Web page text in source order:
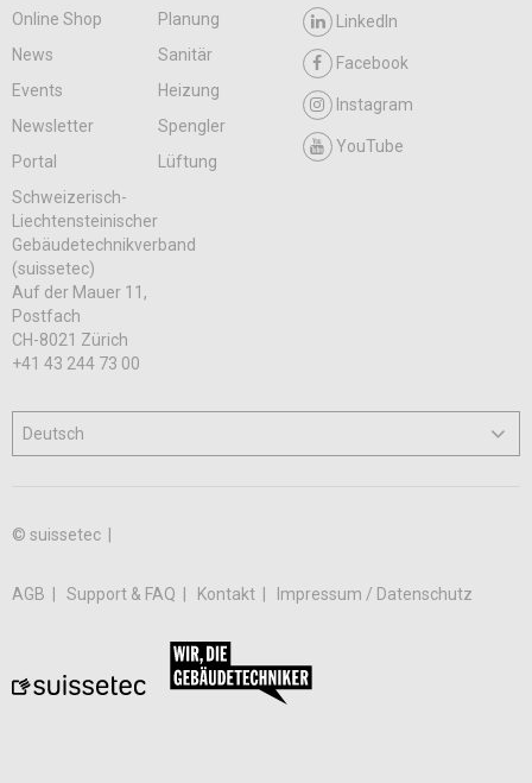
Online Shop
Planung
News
Sanitär
Events
Heizung
Newsletter
Spengler
Portal
Lüftung
LinkedIn
Facebook
Instagram
YouTube
Schweizerisch-
Liechtensteinischer
Gebäudetechnikverband
(suissetec)
Auf der Mauer 11,
Postfach
CH-8021 Zürich
+41 43 244 73 00
© suissetec |
AGB Support & FAQ Kontakt Impressum / Datenschutz